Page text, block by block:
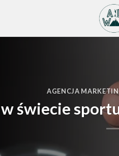
AGENCJA
świecie